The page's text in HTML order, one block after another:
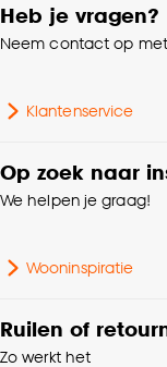
Heb je vragen?
Neem contact op
Klantenservice
Op zoek naar
We helpen je graag!
Wooninspiratie
Ruilen of
Zo werkt het